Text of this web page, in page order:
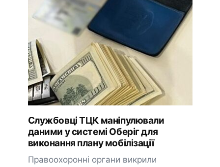
Службовці ТЦК маніпулювали
даними у системі Оберіг для
виконання плану мобілізації
Правоохоронні органи викрили